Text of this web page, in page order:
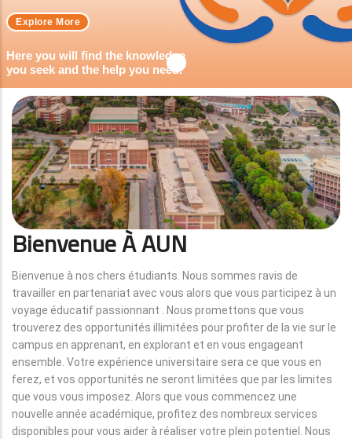
Here you will find the knowledge
you seek and the help you need.
Explore More
Bienvenue À AUN
Bienvenue à nos chers étudiants. Nous sommes ravis de
travailler en partenariat avec vous alors que vous participez à un
voyage éducatif passionnant . Nous promettons que vous
trouverez des opportunités illimitées pour profiter de la vie sur le
campus en apprenant, en explorant et en vous engageant
ensemble. Votre expérience universitaire sera ce que vous en
ferez, et vos opportunités ne seront limitées que par les limites
que vous vous imposez. Alors que vous commencez une
nouvelle année académique, profitez des nombreux services
disponibles pour vous aider à réaliser votre plein potentiel. Nous